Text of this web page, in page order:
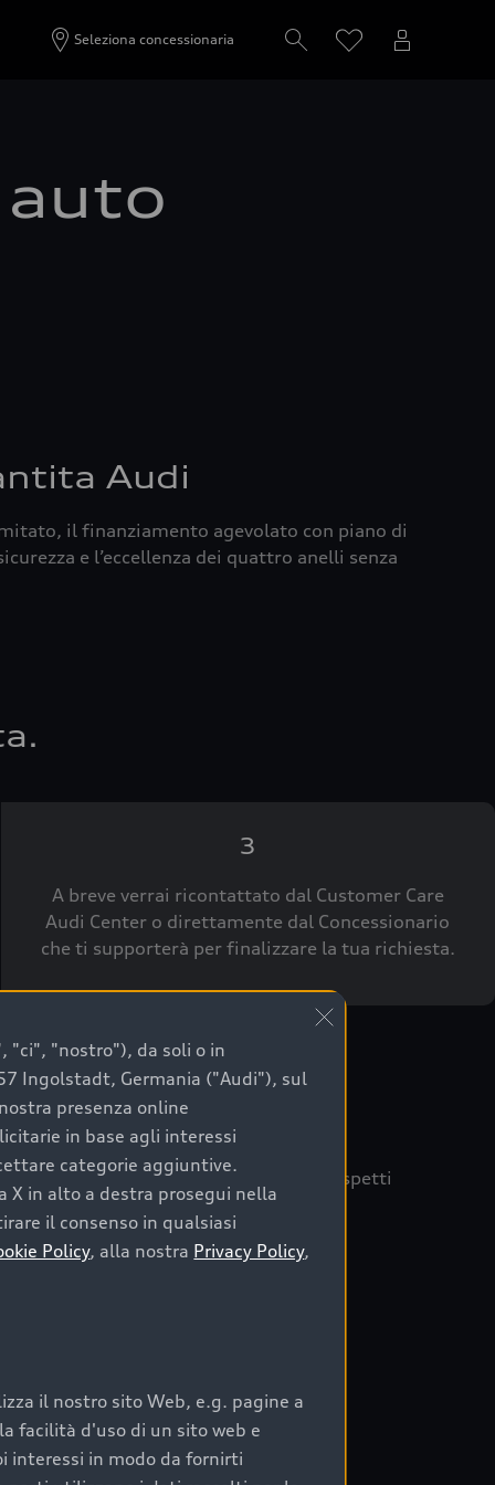
Seleziona concessionaria
Audi
il finanziamento agevolato con piano di
e l’eccellenza dei quattro anelli senza
3
A breve verrai ricontattato dal Customer Care
Audi Center o direttamente dal Concessionario
che ti supporterà per finalizzare la tua richiesta.
sicuro, è essenziale considerare aspetti
Prima Scelta :plus
nel tempo;
"ci", "nostro"), da soli o in
Ingolstadt, Germania ("Audi"), sul
presenza online
in base agli interessi
categorie aggiuntive.
in alto a destra prosegui nella
il consenso in qualsiasi
Policy, alla nostra Privacy Policy,
il nostro sito Web, e.g. pagine a
facilità d'uso di un sito web e
interessi in modo da fornirti